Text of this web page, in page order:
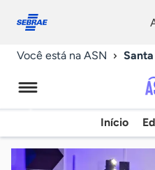
conosco
Você está na ASN
Início